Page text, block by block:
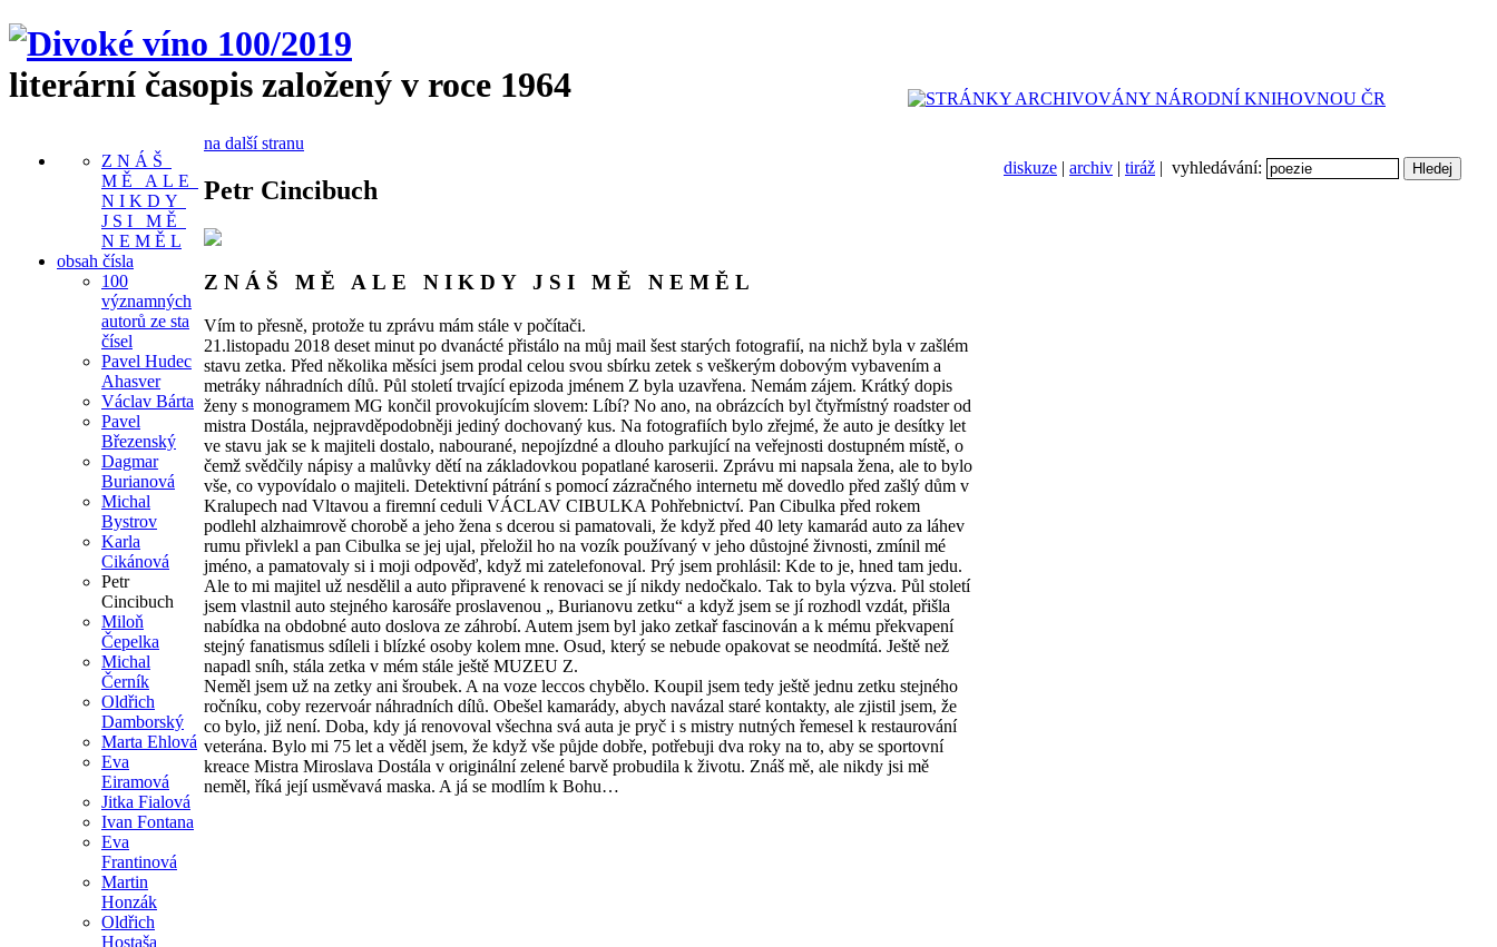
literární časopis založený v roce 1964
diskuze | archiv | tiráž | vyhledávání:
Z N Á Š
M Ě A L E
N I K D Y
J S I M Ě
N E M Ě L
obsah čísla
100
významných
autorů ze sta
čísel
Pavel Hudec
Ahasver
Václav Bárta
Pavel
Březenský
Dagmar
Burianová
Michal
Bystrov
Karla
Cikánová
Petr
Cincibuch
Miloň
Čepelka
Michal
Černík
Oldřich
Damborský
Marta Ehlová
Eva
Eiramová
Jitka Fialová
Ivan Fontana
Eva
Frantinová
Martin
Honzák
Oldřich
Hostaša
na další stranu
Petr Cincibuch
Z N Á Š M Ě A L E N I K D Y J S I M Ě N E M Ě L
Vím to přesně, protože tu zprávu mám stále v počítači.
21.listopadu 2018 deset minut po dvanácté přistálo na můj mail šest starých fotografií, na nichž byla v zašlém
stavu zetka. Před několika měsíci jsem prodal celou svou sbírku zetek s veškerým dobovým vybavením a
metráky náhradních dílů. Půl století trvající epizoda jménem Z byla uzavřena. Nemám zájem. Krátký dopis
ženy s monogramem MG končil provokujícím slovem: Líbí? No ano, na obrázcích byl čtyřmístný roadster od
mistra Dostála, nejpravděpodobněji jediný dochovaný kus. Na fotografiích bylo zřejmé, že auto je desítky let
ve stavu jak se k majiteli dostalo, nabourané, nepojízdné a dlouho parkující na veřejnosti dostupném místě, o
čemž svědčily nápisy a malůvky dětí na základovkou popatlané karoserii. Zprávu mi napsala žena, ale to bylo
vše, co vypovídalo o majiteli. Detektivní pátrání s pomocí zázračného internetu mě dovedlo před zašlý dům v
Kralupech nad Vltavou a firemní ceduli VÁCLAV CIBULKA Pohřebnictví. Pan Cibulka před rokem
podlehl alzhaimrově chorobě a jeho žena s dcerou si pamatovali, že když před 40 lety kamarád auto za láhev
rumu přivlekl a pan Cibulka se jej ujal, přeložil ho na vozík používaný v jeho důstojné živnosti, zmínil mé
jméno, a pamatovaly si i moji odpověď, když mi zatelefonoval. Prý jsem prohlásil: Kde to je, hned tam jedu.
Ale to mi majitel už nesdělil a auto připravené k renovaci se jí nikdy nedočkalo. Tak to byla výzva. Půl století
jsem vlastnil auto stejného karosáře proslavenou „ Burianovu zetku“ a když jsem se jí rozhodl vzdát, přišla
nabídka na obdobné auto doslova ze záhrobí. Autem jsem byl jako zetkař fascinován a k mému překvapení
stejný fanatismus sdíleli i blízké osoby kolem mne. Osud, který se nebude opakovat se neodmítá. Ještě než
napadl sníh, stála zetka v mém stále ještě MUZEU Z.
Neměl jsem už na zetky ani šroubek. A na voze leccos chybělo. Koupil jsem tedy ještě jednu zetku stejného
ročníku, coby rezervoár náhradních dílů. Obešel kamarády, abych navázal staré kontakty, ale zjistil jsem, že
co bylo, již není. Doba, kdy já renovoval všechna svá auta je pryč i s mistry nutných řemesel k restaurování
veterána. Bylo mi 75 let a věděl jsem, že když vše půjde dobře, potřebuji dva roky na to, aby se sportovní
kreace Mistra Miroslava Dostála v originální zelené barvě probudila k životu. Znáš mě, ale nikdy jsi mě
neměl, říká její usměvavá maska. A já se modlím k Bohu…